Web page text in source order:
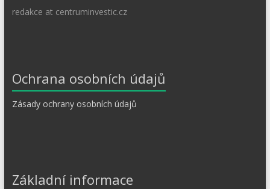
redakce at centruminvestic.cz
Ochrana osobních údajů
Zásady ochrany osobních údajů
Základní informace